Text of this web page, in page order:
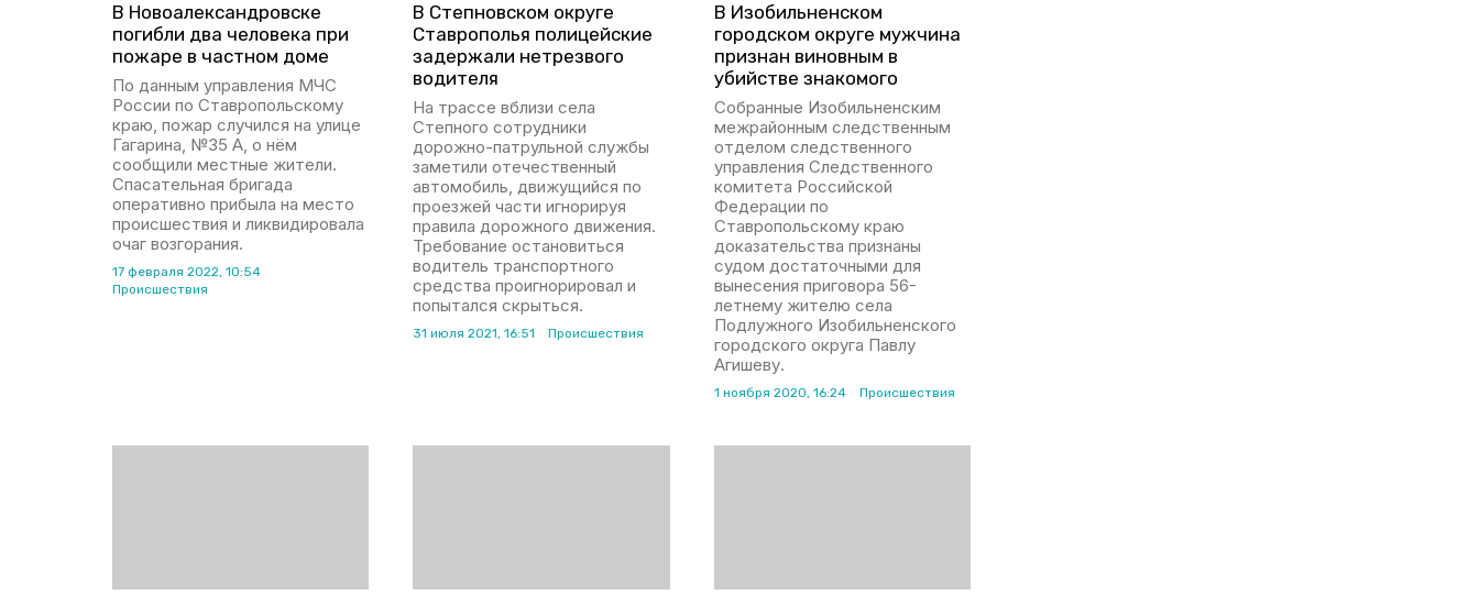
В Новоалександровске
погибли два человека при
пожаре в частном доме
По данным управления МЧС
России по Ставропольскому
краю, пожар случился на улице
Гагарина, №35 А, о нём
сообщили местные жители.
Спасательная бригада
оперативно прибыла на место
происшествия и ликвидировала
очаг возгорания.
17 февраля 2022, 10:54
Происшествия
В Степновском округе
Ставрополья полицейские
задержали нетрезвого
водителя
На трассе вблизи села
Степного сотрудники
дорожно-патрульной службы
заметили отечественный
автомобиль, движущийся по
проезжей части игнорируя
правила дорожного движения.
Требование остановиться
водитель транспортного
средства проигнорировал и
попытался скрыться.
31 июля 2021, 16:51 Происшествия
В Изобильненском
городском округе мужчина
признан виновным в
убийстве знакомого
Собранные Изобильненским
межрайонным следственным
отделом следственного
управления Следственного
комитета Российской
Федерации по
Ставропольскому краю
доказательства признаны
судом достаточными для
вынесения приговора 56-
летнему жителю села
Подлужного Изобильненского
городского округа Павлу
Агишеву.
1 ноября 2020, 16:24 Происшествия